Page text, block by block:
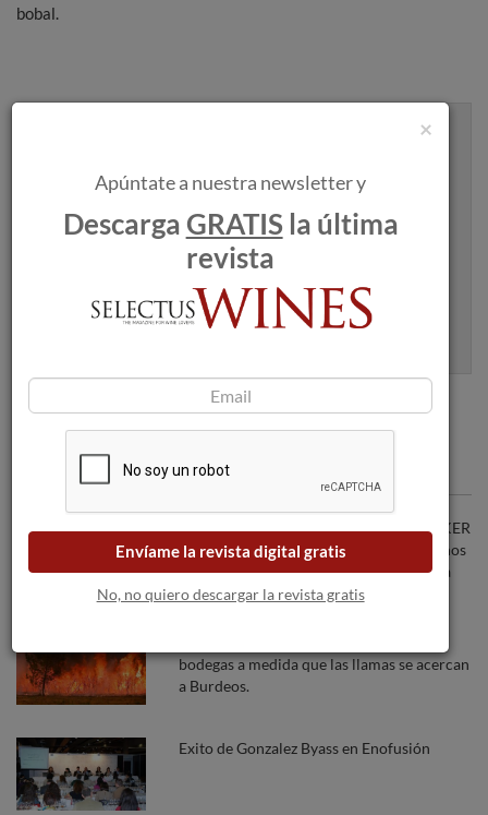
bobal.
Apúntame
Articulos recomendados
Nuevas puntuaciones de 'ROBERT PARKER
´S WINE ADVOCATE' posiciona a los vinos
de Teso La Monja como los mejores de la
D.O. TORO
bodegas a medida que las llamas se acercan
a Burdeos.
Exito de Gonzalez Byass en Enofusión
×
Apúntate a nuestra newsletter y
DescargaGRATIS la última
revista
Envíame la revista digital gratis
No, no quiero descargar la revista gratis